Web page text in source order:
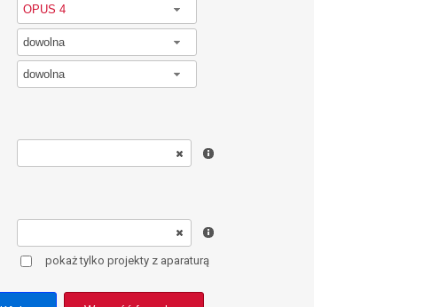
OPUS 4
dowolna
dowolna
pokaż tylko projekty z aparaturą